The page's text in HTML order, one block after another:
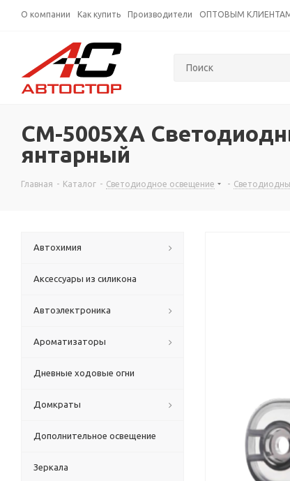
О компании Как купить Производители ОПТОВЫМ
CM-5005XA
янтарный
Главная - Каталог - Светодиодное освещение -
Автохимия
Аксессуары из силикона
Автоэлектроника
Ароматизаторы
Дневные ходовые огни
Домкраты
Дополнительное освещение
Зеркала